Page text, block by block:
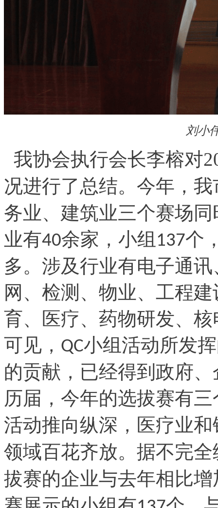
刘小
我协会执行会长李榕对
况进行了总结。今年，我
务业、建筑业三个赛场
业有40余家，小组 137个
多。涉及行业有电子通
网、检测、物业、工程
育、医疗、药物研发、
可见， QC小组活动所发
的贡献，已经得到政府
历届，今年的选拔赛有
活动推向纵深，医疗业
领域百花齐放。据不完
拔赛的企业与去年相比增